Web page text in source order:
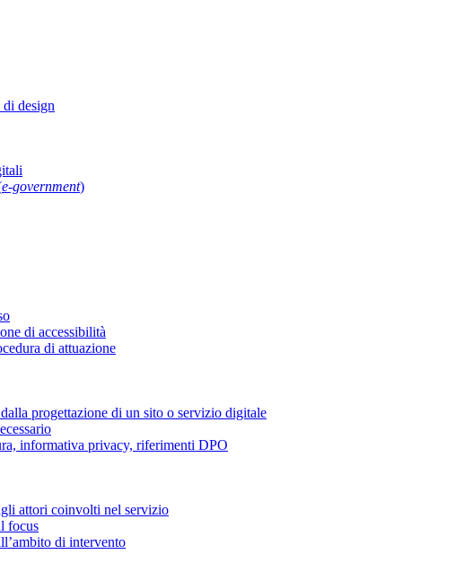
design
e-government)
di accessibilità
di attuazione
progettazione di un sito o servizio digitale
informativa privacy, riferimenti DPO
attori coinvolti nel servizio
focus
di intervento